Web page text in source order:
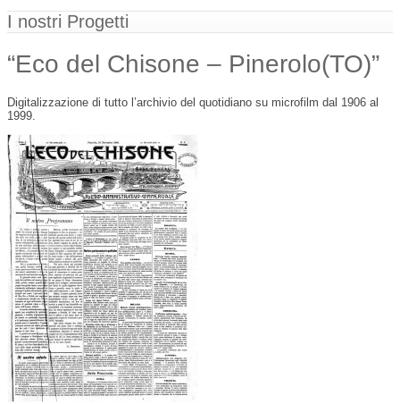
I nostri Progetti
“Eco del Chisone – Pinerolo(TO)”
Digitalizzazione di tutto l’archivio del quotidiano su microfilm dal 1906 al
1999.